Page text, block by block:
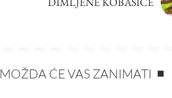
MOŽDA ĆE VAS ZANIMATI